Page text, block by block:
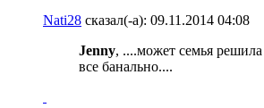
Nati28 сказал(-а): 09.11.2014 04:08
Jenny, ....может семья
все банально....